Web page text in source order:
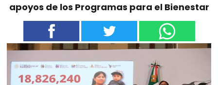
apoyos de los Programas para el Bienestar